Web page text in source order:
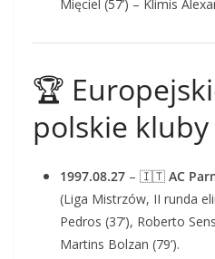
Mięciel (57’) – Klimis
🏆
polskie kluby
1997.08.27 – 🇮🇹 AC
(Liga Mistrzów, II runda
Pedros (37’), Roberto
Martins Bolzan (79’).